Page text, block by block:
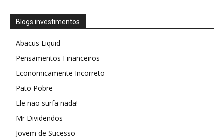
Blogs investimentos
Abacus Liquid
Pensamentos Financeiros
Economicamente Incorreto
Pato Pobre
Ele não surfa nada!
Mr Dividendos
Jovem de Sucesso